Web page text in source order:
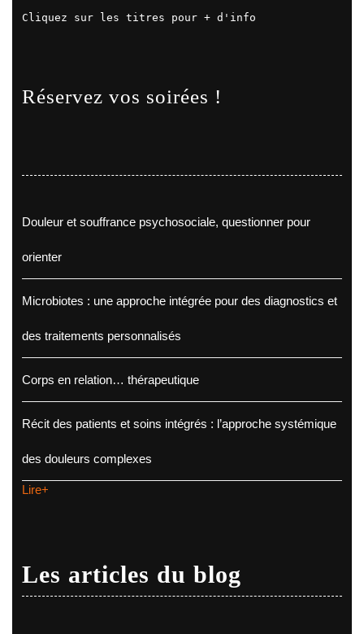
Cliquez sur les titres pour + d'info
Réservez vos soirées !
Douleur et souffrance psychosociale, questionner pour
orienter
Microbiotes : une approche intégrée pour des diagnostics et
des traitements personnalisés
Corps en relation… thérapeutique
Récit des patients et soins intégrés : l’approche systémique
des douleurs complexes
Lire+
Les articles du blog